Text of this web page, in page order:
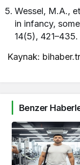
Wessel, M.A.,
in infancy,
14(5), 421–435.
Kaynak:
Benzer